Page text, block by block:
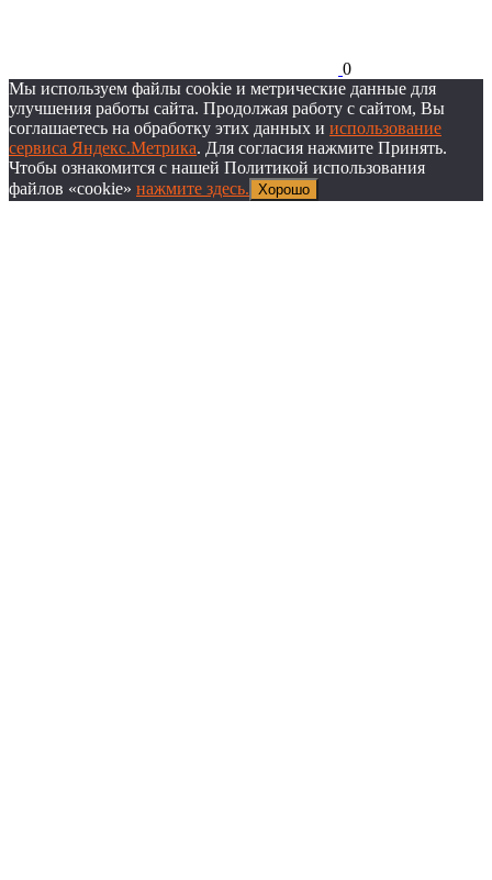
0
Мы используем файлы cookie и метрические данные для
улучшения работы сайта. Продолжая работу с сайтом, Вы
соглашаетесь на обработку этих данных и использование
сервиса Яндекс.Метрика. Для согласия нажмите Принять.
Чтобы ознакомится с нашей Политикой использования
файлов «cookie» нажмите здесь. Хорошо